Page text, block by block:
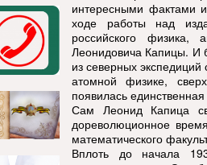
интересными фактами
ходе работы над
российского физика,
Леонидовича Капицы. И
из северных
атомной физике,
появилась
Сам Леонид Капица
дореволюционное
математического
Вплоть до начала